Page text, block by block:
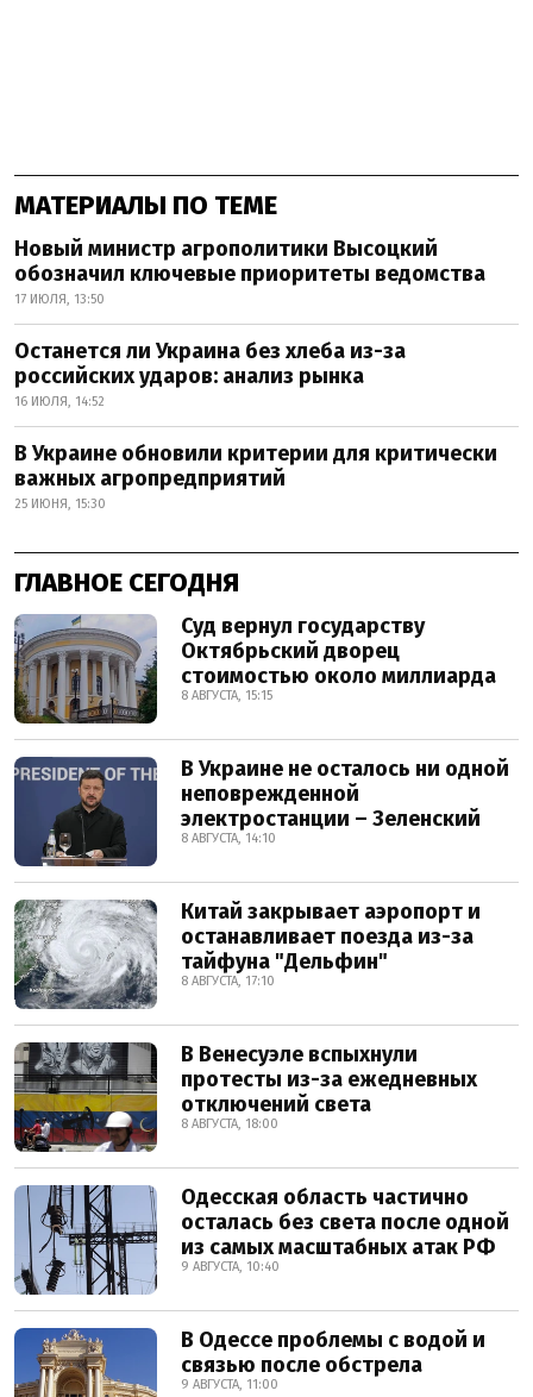
МАТЕРИАЛЫ ПО ТЕМЕ
Новый министр агрополитики Высоцкий
обозначил ключевые приоритеты ведомства
17 ИЮЛЯ, 13:50
Останется ли Украина без хлеба из-за
российских ударов: анализ рынка
16 ИЮЛЯ, 14:52
В Украине обновили критерии для критически
важных агропредприятий
25 ИЮНЯ, 15:30
ГЛАВНОЕ СЕГОДНЯ
Суд вернул государству
Октябрьский дворец
стоимостью около миллиарда
8 АВГУСТА, 15:15
В Украине не осталось ни одной
неповрежденной
электростанции – Зеленский
8 АВГУСТА, 14:10
Китай закрывает аэропорт и
останавливает поезда из-за
тайфуна "Дельфин"
8 АВГУСТА, 17:10
В Венесуэле вспыхнули
протесты из-за ежедневных
отключений света
8 АВГУСТА, 18:00
Одесская область частично
осталась без света после одной
из самых масштабных атак РФ
9 АВГУСТА, 10:40
В Одессе проблемы с водой и
связью после обстрела
9 АВГУСТА, 11:00